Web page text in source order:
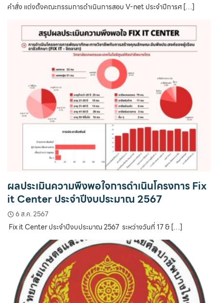
คำสั่ง แต่งตั้งคณะกรรมการดำเนินการสอบ V-net ประจำปีการศ […]
ผลประเมินความพึงพอใจการดำเนินโครงการ Fix
it Center ประจำปีงบประมาณ 2567
6 ส.ค. 2567
Fix it Center ประจำปีงบประมาณ 2567 ระหว่างวันที่ 17 & […]